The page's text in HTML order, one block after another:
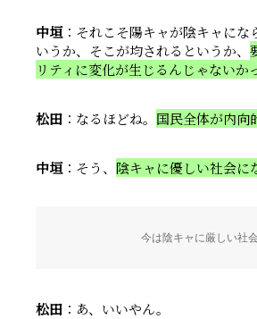
中垣：それこそ陽キャが陰キャにな
いうか、そこが均されるというか、
リティに変化が生じるんじゃないか
松田 ：なるほどね。 国民全体が内向
中垣：そう、 陰キャに優しい社会に
今は陰キャに厳しい社
松田 ：あ、いいやん。